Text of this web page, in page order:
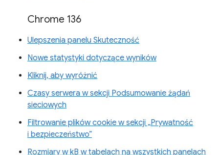
Chrome 136
Ulepszenia panelu Skuteczność
Nowe statystyki dotyczące wyników
Kliknij, aby wyróżnić
Czasy serwera w sekcji Podsumowanie żądań
sieciowych
Filtrowanie plików cookie w sekcji „Prywatność
i bezpieczeństwo”
Rozmiary w kB w tabelach na wszystkich panelach